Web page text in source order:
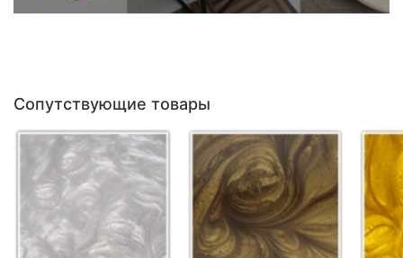
Сопутствующие товары